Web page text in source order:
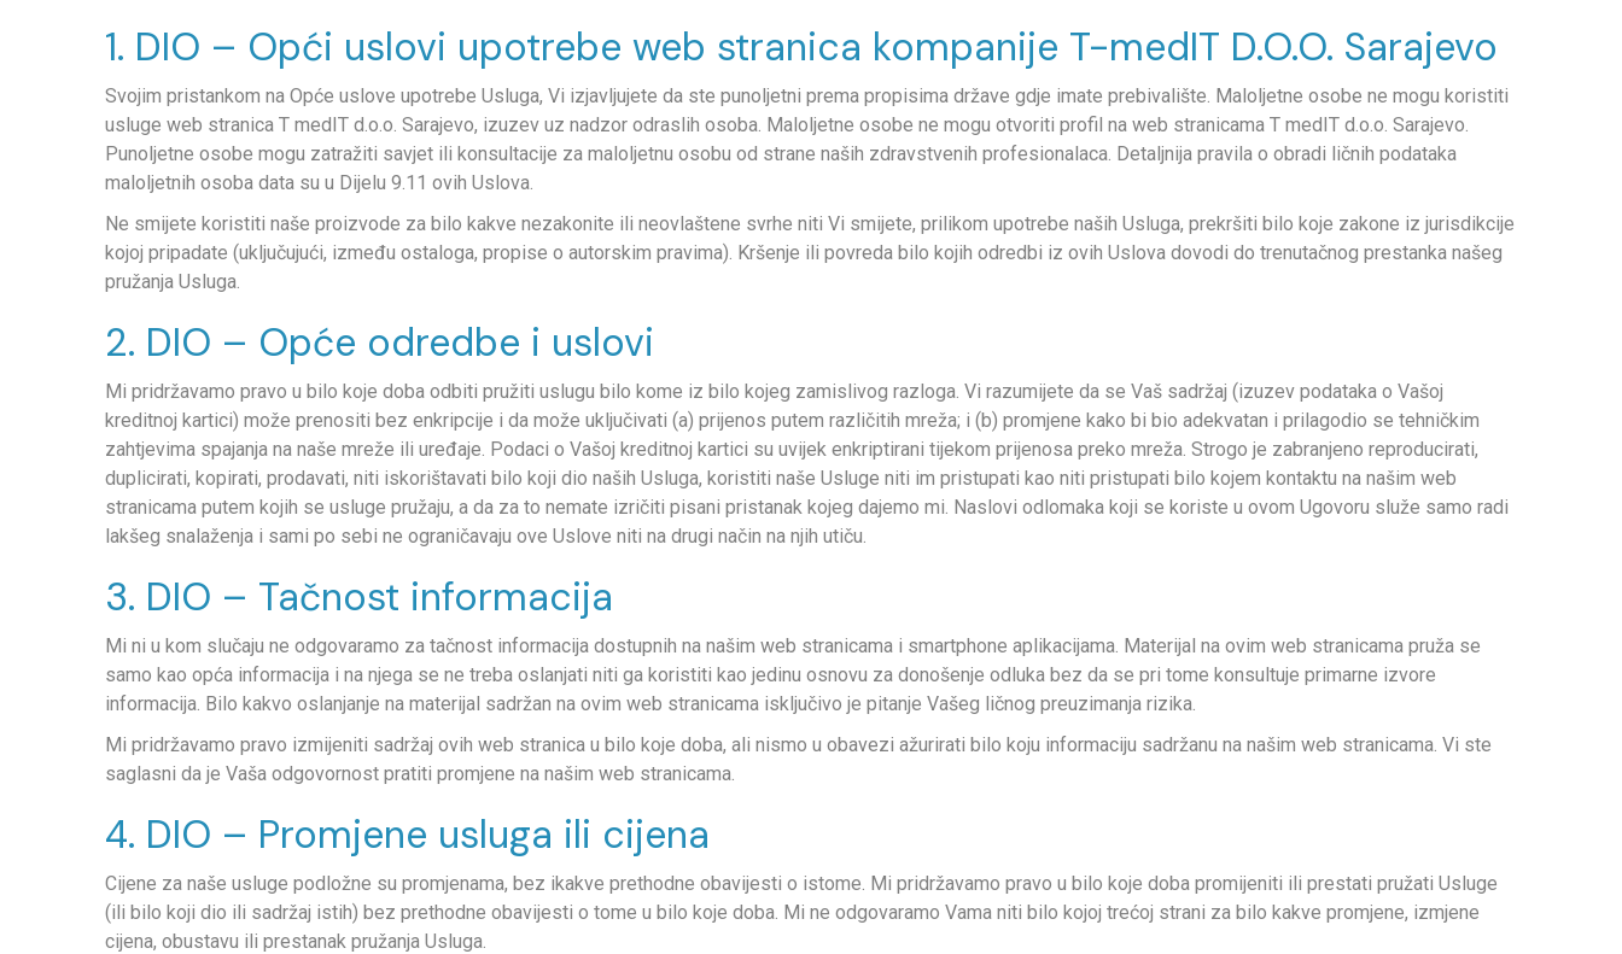
1. DIO – Opći uslovi upotrebe web stranica kompanije T-medIT D.O.O. Sarajevo
Svojim pristankom na Opće uslove upotrebe Usluga, Vi izjavljujete da ste punoljetni prema propisima države gdje imate prebivalište. Maloljetne osobe ne mogu koristiti
usluge web stranica T medIT d.o.o. Sarajevo, izuzev uz nadzor odraslih osoba. Maloljetne osobe ne mogu otvoriti profil na web stranicama T medIT d.o.o. Sarajevo.
Punoljetne osobe mogu zatražiti savjet ili konsultacije za maloljetnu osobu od strane naših zdravstvenih profesionalaca. Detaljnija pravila o obradi ličnih podataka
maloljetnih osoba data su u Dijelu 9.11 ovih Uslova.
Ne smijete koristiti naše proizvode za bilo kakve nezakonite ili neovlaštene svrhe niti Vi smijete, prilikom upotrebe naših Usluga, prekršiti bilo koje zakone iz jurisdikcije
kojoj pripadate (uključujući, između ostaloga, propise o autorskim pravima). Kršenje ili povreda bilo kojih odredbi iz ovih Uslova dovodi do trenutačnog prestanka našeg
pružanja Usluga.
2. DIO – Opće odredbe i uslovi
Mi pridržavamo pravo u bilo koje doba odbiti pružiti uslugu bilo kome iz bilo kojeg zamislivog razloga. Vi razumijete da se Vaš sadržaj (izuzev podataka o Vašoj
kreditnoj kartici) može prenositi bez enkripcije i da može uključivati (a) prijenos putem različitih mreža; i (b) promjene kako bi bio adekvatan i prilagodio se tehničkim
zahtjevima spajanja na naše mreže ili uređaje. Podaci o Vašoj kreditnoj kartici su uvijek enkriptirani tijekom prijenosa preko mreža. Strogo je zabranjeno reproducirati,
duplicirati, kopirati, prodavati, niti iskorištavati bilo koji dio naših Usluga, koristiti naše Usluge niti im pristupati kao niti pristupati bilo kojem kontaktu na našim web
stranicama putem kojih se usluge pružaju, a da za to nemate izričiti pisani pristanak kojeg dajemo mi. Naslovi odlomaka koji se koriste u ovom Ugovoru služe samo radi
lakšeg snalaženja i sami po sebi ne ograničavaju ove Uslove niti na drugi način na njih utiču.
3. DIO – Tačnost informacija
Mi ni u kom slučaju ne odgovaramo za tačnost informacija dostupnih na našim web stranicama i smartphone aplikacijama. Materijal na ovim web stranicama pruža se
samo kao opća informacija i na njega se ne treba oslanjati niti ga koristiti kao jedinu osnovu za donošenje odluka bez da se pri tome konsultuje primarne izvore
informacija. Bilo kakvo oslanjanje na materijal sadržan na ovim web stranicama isključivo je pitanje Vašeg ličnog preuzimanja rizika.
Mi pridržavamo pravo izmijeniti sadržaj ovih web stranica u bilo koje doba, ali nismo u obavezi ažurirati bilo koju informaciju sadržanu na našim web stranicama. Vi ste
saglasni da je Vaša odgovornost pratiti promjene na našim web stranicama.
4. DIO – Promjene usluga ili cijena
Cijene za naše usluge podložne su promjenama, bez ikakve prethodne obavijesti o istome. Mi pridržavamo pravo u bilo koje doba promijeniti ili prestati pružati Usluge
(ili bilo koji dio ili sadržaj istih) bez prethodne obavijesti o tome u bilo koje doba. Mi ne odgovaramo Vama niti bilo kojoj trećoj strani za bilo kakve promjene, izmjene
cijena, obustavu ili prestanak pružanja Usluga.